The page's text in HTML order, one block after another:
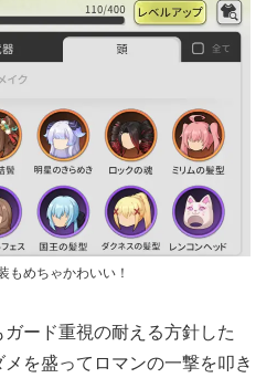
もめちゃかわいい！
ード重視の耐える方針した
を盛ってロマンの一撃を叩き